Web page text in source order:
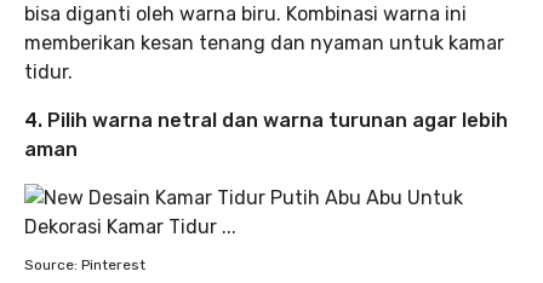
bisa diganti oleh warna biru. Kombinasi warna ini
memberikan kesan tenang dan nyaman untuk kamar
tidur.
4. Pilih warna netral dan warna turunan agar lebih
aman
Source: Pinterest